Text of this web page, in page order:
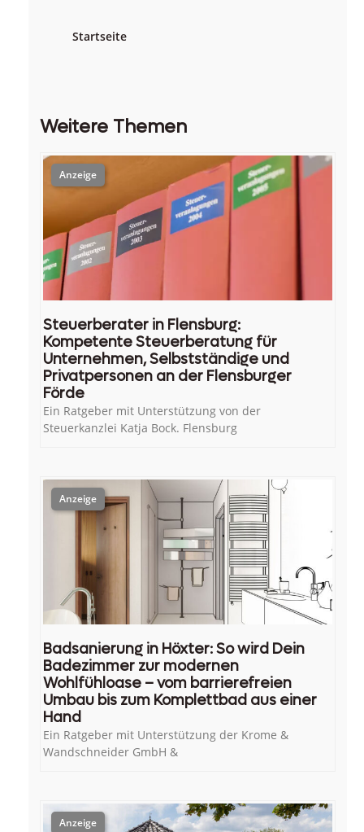
Startseite
Weitere Themen
Steuerberater in Flensburg:
Kompetente Steuerberatung für
Unternehmen, Selbstständige und
Privatpersonen an der Flensburger
Förde
Ein Ratgeber mit Unterstützung von der
Steuerkanzlei Katja Bock. Flensburg
Badsanierung in Höxter: So wird Dein
Badezimmer zur modernen
Wohlfühloase – vom barrierefreien
Umbau bis zum Komplettbad aus einer
Hand
Ein Ratgeber mit Unterstützung der Krome &
Wandschneider GmbH &